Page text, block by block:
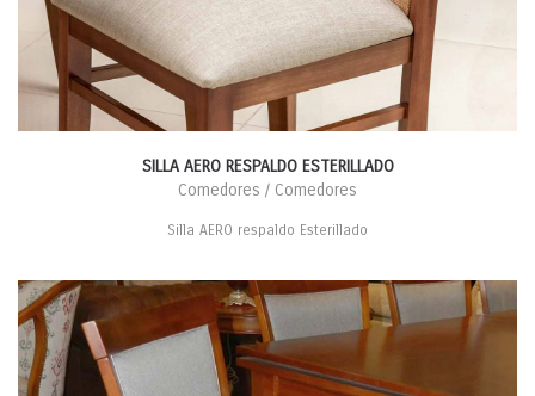
SILLA AERO RESPALDO ESTERILLADO
Comedores / Comedores
Silla AERO respaldo Esterillado